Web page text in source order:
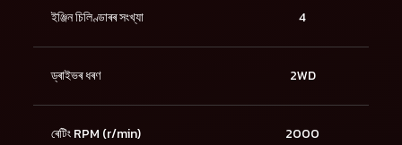
ইঞ্জিন চিলিণ্ডাৰৰ সংখ্যা 4
ড্ৰাইভৰ ধৰণ 2WD
ৰেটিং RPM (r/min) 2000